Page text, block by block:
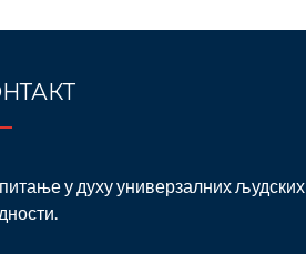
у духу универзалних људских